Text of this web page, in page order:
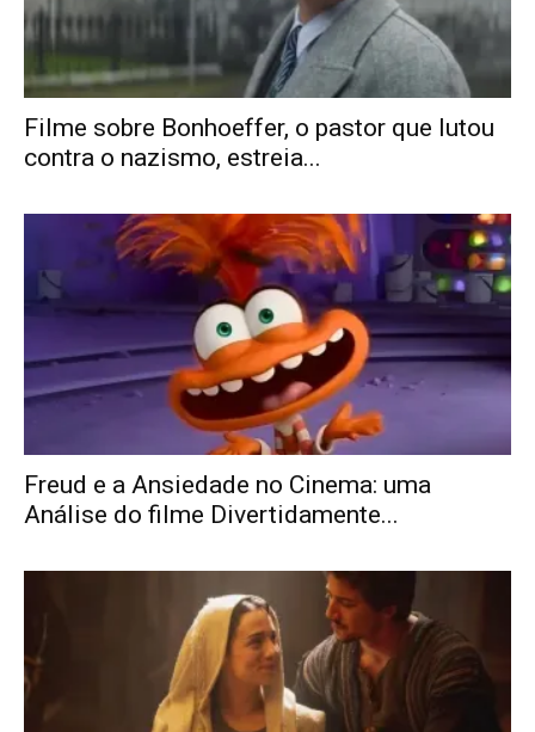
Filme sobre Bonhoeffer, o pastor que lutou
contra o nazismo, estreia...
Freud e a Ansiedade no Cinema: uma
Análise do filme Divertidamente...